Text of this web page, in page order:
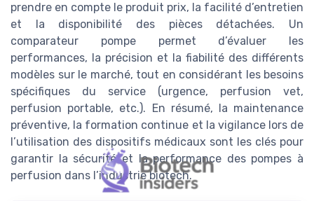
prendre en compte le produit prix, la facilité d’entretien
et la disponibilité des pièces détachées. Un
comparateur pompe permet d’évaluer les
performances, la précision et la fiabilité des différents
modèles sur le marché, tout en considérant les besoins
spécifiques du service (urgence, perfusion vet,
perfusion portable, etc.). En résumé, la maintenance
préventive, la formation continue et la vigilance lors de
l’utilisation des dispositifs médicaux sont les clés pour
garantir la sécurité et la performance des pompes à
perfusion dans l’industrie biotech.